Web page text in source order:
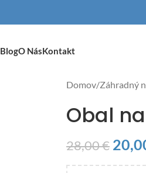
BlogO NásKontakt
Domov/Záhradný
Obal
28,00€